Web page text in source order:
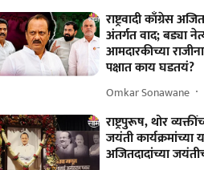
राष्ट्रवादी काँग्रेस
अंतर्गत वाद; बड्या
आमदारकीच्या
पक्षात काय घडतयं?
Omkar Sonawane
राष्ट्रपुरूष, थोर
जयंती कार्यक्रमांच्या
अजितदादांच्या